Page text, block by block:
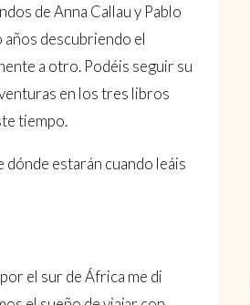
de Anna Callau y Pablo
años descubriendo el
a otro. Podéis seguir su
en los tres libros
tiempo.
dónde estarán cuando leáis
el sur de África me di